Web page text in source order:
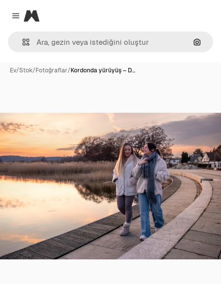
Close menu
Magnific
Ev/Stok/Fotoğraflar/Kordonda yürüyüş – D…